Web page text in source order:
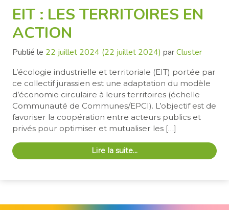
EIT : LES TERRITOIRES EN
ACTION
Publié le 22 juillet 2024 (22 juillet 2024) parCluster
L’écologie industrielle et territoriale (EIT) portée par
ce collectif jurassien est une adaptation du modèle
d’économie circulaire à leurs territoires (échelle
Communauté de Communes/EPCI). L’objectif est de
favoriser la coopération entre acteurs publics et
privés pour optimiser et mutualiser les […]
Lire la suite…